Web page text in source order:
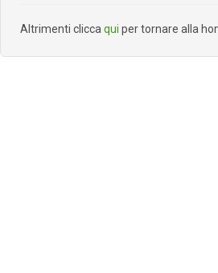
Altrimenti clicca qui per tornare alla